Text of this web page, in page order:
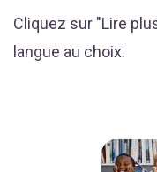
Cliquez sur "Lire
langue au choix.